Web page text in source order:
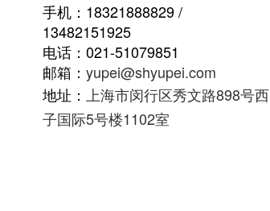
手机：18321888829 /
13482151925
电话：021-51079851
邮箱： yupei@shyupei.com
地址：
上海市闵行区秀文路898号西
子国际5号楼1102室